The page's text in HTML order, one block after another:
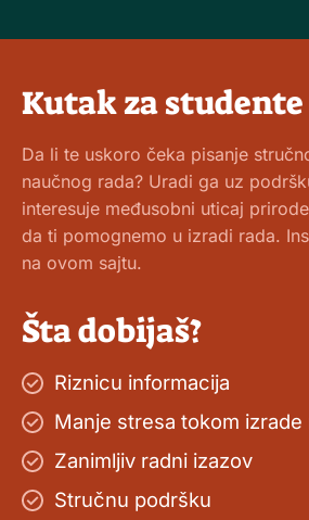
Kutak za studente
Da li te uskoro čeka pisanje
naučnog rada? Uradi ga uz
interesuje međusobni uticaj
da ti pomognemo u izradi rada.
na ovom sajtu.
Šta dobijaš?
Riznicu informacija
Manje stresa tokom izrade
Zanimljiv radni izazov
Stručnu podršku